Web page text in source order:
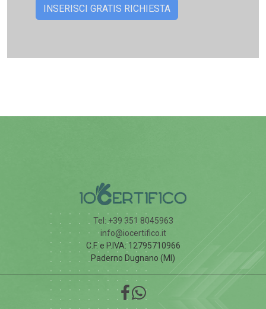
Tel: +39 351 8045963
info@iocertifico.it
C.F. e P.IVA: 12795710966
Paderno Dugnano (MI)